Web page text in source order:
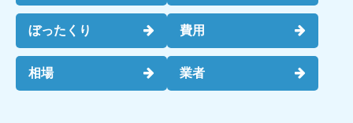
ぼったくり 費用
相場 業者